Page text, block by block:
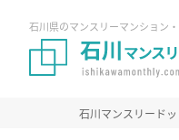
石川県のマンスリーマンション
石川マンスリード